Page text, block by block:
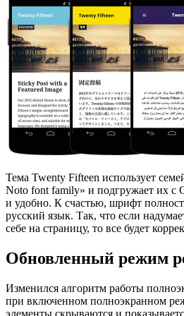
Тема Twenty Fifteen использует
Noto font family» и подгружает их с
и удобно. К счастью, шрифт
русский язык. Так, что если
себе на страницу, то все будет
Обновленный режим
Изменился алгоритм работы
при включенном полноэкранном
элементы скрываются и